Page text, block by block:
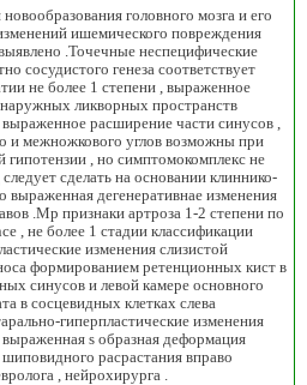
головного мозга и его
ишемического повреждения
.Точечные неспецифические
сосудистого генеза соответствует
не более 1 степени , выраженное
ликворных пространств
расширение части синусов ,
и межножкового углов возможны при
гипотензии , но симптомокомплекс не
сделать на основании клиннико-
выраженная дегенеративнае изменения
.Мр признаки артроза 1-2 степени по
, не более 1 стадии классификации
изменения слизистой
формированием ретенционных кист в
синусов и левой камере основного
в сосцевидных клетках слева
гиперпластические изменения
s образная деформация
расрастания вправо
, нейрохирурга .